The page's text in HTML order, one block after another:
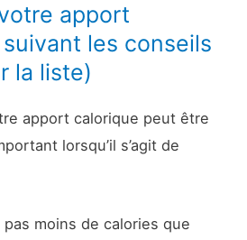
apport
les conseils
la liste)
apport calorique peut être
lorsqu’il s’agit de
moins de calories que